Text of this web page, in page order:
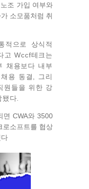
조 가입 여부와
소모품처럼 취
적으로 상식적
고 Wccf테크는
채용보다 내부
용 동결, 그리
원들을 위한 강
다.
면 CWA와 3500
로소프트를 협상